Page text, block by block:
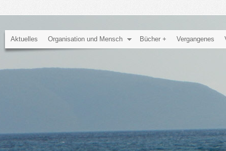
Aktuelles Organisation und Mensch Bücher + Vergangenes